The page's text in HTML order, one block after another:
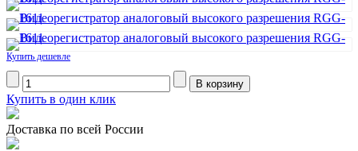
Купить дешевле
Купить в один клик
Доставка по всей России